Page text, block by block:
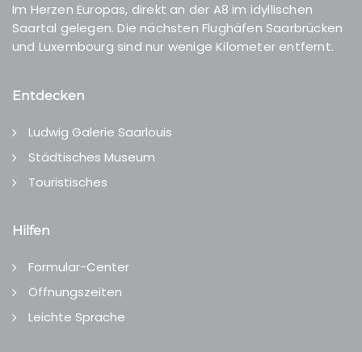
Im Herzen Europas, direkt an der A8 im idyllischen
Saartal gelegen. Die nächsten Flughäfen Saarbrücken
und Luxembourg sind nur wenige Kilometer entfernt.
Entdecken
Ludwig Galerie Saarlouis
Städtisches Museum
Touristisches
Hilfen
Formular-Center
Öffnungszeiten
Leichte Sprache